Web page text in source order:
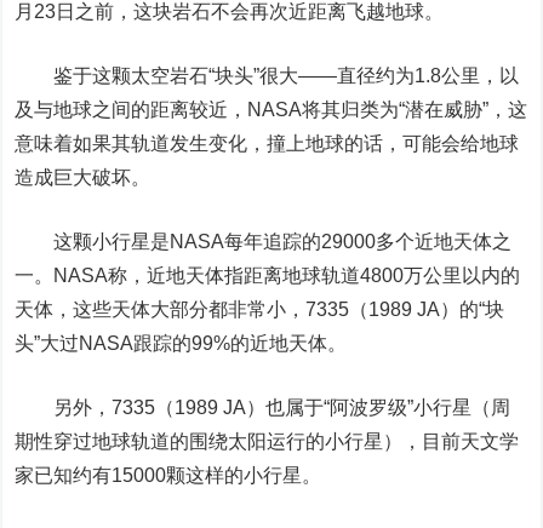
月23日之前，这块岩石不会再次近距离飞越地球。
鉴于这颗太空岩石“块头”很大——直径约为1.8公里，以
及与地球之间的距离较近，NASA将其归类为“潜在威胁”，这
意味着如果其轨道发生变化，撞上地球的话，可能会给地球
造成巨大破坏。
这颗小行星是NASA每年追踪的29000多个近地天体之
一。NASA称，近地天体指距离地球轨道4800万公里以内的
天体，这些天体大部分都非常小，7335（1989 JA）的“块
头”大过NASA跟踪的99%的近地天体。
另外，7335（1989 JA）也属于“阿波罗级”小行星（周
期性穿过地球轨道的围绕太阳运行的小行星），目前天文学
家已知约有15000颗这样的小行星。